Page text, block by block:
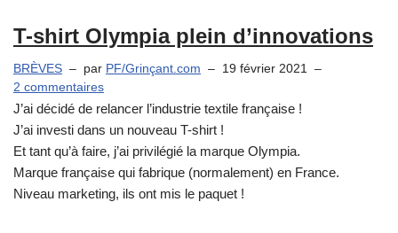
T-shirt Olympia plein d’innovations
BRÈVES par PF/Grinçant.com
19 février 2021
2 commentaires
J’ai décidé de relancer l’industrie textile française !
J’ai investi dans un nouveau T-shirt !
Et tant qu’à faire, j’ai privilégié la marque Olympia.
Marque française qui fabrique (normalement) en France.
Niveau marketing, ils ont mis le paquet !